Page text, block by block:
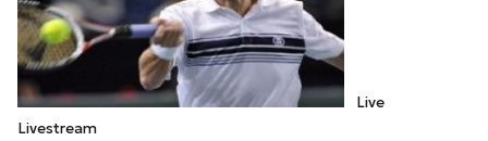
Live
Livestream